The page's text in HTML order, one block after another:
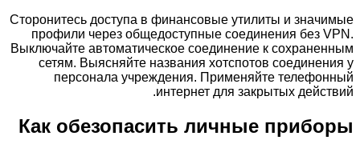
Сторонитесь доступа в финансовые утилиты и значимые
профили через общедоступные соединения без VPN.
Выключайте автоматическое соединение к сохраненным
сетям. Выясняйте названия хотспотов соединения у
персонала учреждения. Применяйте телефонный
интернет для закрытых действий.
Как обезопасить личные приборы